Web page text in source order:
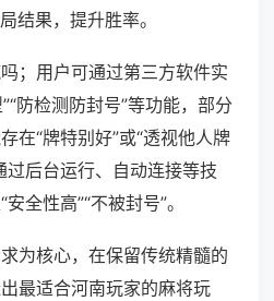
结果，提升胜率。
；用户可通过第三方软件实
防检测防封号”等功能，部分
在“牌特别好”或“透视他人牌
过后台运行、自动连接等技
全性高”“不被封号”。
为核心，在保留传统精髓的
最适合河南玩家的麻将玩